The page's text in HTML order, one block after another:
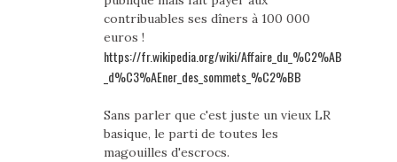
contribuables ses dîners à 100 000
euros !
https://fr.wikipedia.org/wiki/Affaire_du_%C2%AB
_d%C3%AEner_des_sommets_%C2%BB
Sans parler que c'est juste un vieux LR
basique, le parti de toutes les
magouilles d'escrocs.